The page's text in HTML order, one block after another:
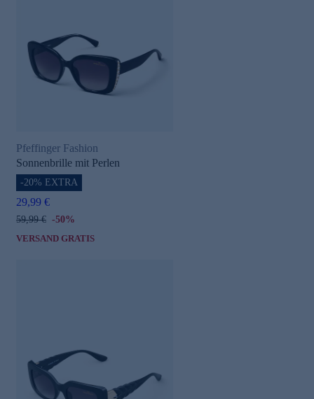
Pfeffinger Fashion
Sonnenbrille mit Perlen
-20% EXTRA
29,99 €
59,99 € -50%
VERSAND GRATIS